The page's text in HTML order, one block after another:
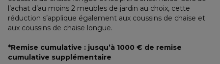
l’achat d’au moins 2 meubles de jardin au choix, cette
réduction s’applique également aux coussins de chaise et
aux coussins de chaise longue.
*Remise cumulative : jusqu’à 1000 € de remise
cumulative supplémentaire